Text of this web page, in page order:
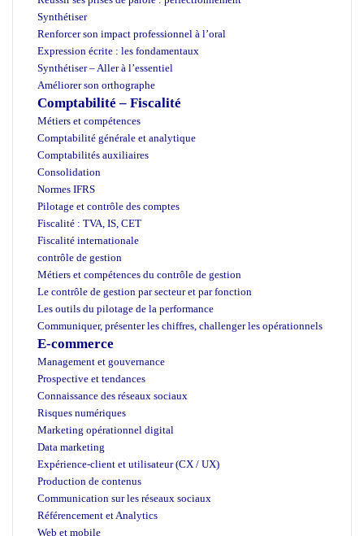
Synthétiser
Renforcer son impact professionnel à l’oral
Expression écrite : les fondamentaux
Synthétiser – Aller à l’essentiel
Améliorer son orthographe
Comptabilité – Fiscalité
Métiers et compétences
Comptabilité générale et analytique
Comptabilités auxiliaires
Consolidation
Normes IFRS
Pilotage et contrôle des comptes
Fiscalité : TVA, IS, CET
Fiscalité internationale
contrôle de gestion
Métiers et compétences du contrôle de gestion
Le contrôle de gestion par secteur et par fonction
Les outils du pilotage de la performance
Communiquer, présenter les chiffres, challenger les opérationnels
E-commerce
Management et gouvernance
Prospective et tendances
Connaissance des réseaux sociaux
Risques numériques
Marketing opérationnel digital
Data marketing
Expérience-client et utilisateur (CX / UX)
Production de contenus
Communication sur les réseaux sociaux
Référencement et Analytics
Web et mobile